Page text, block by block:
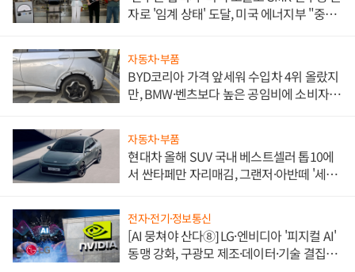
자로 '임계 상태' 도달, 미국 에너지부 "중요
자동차·부품
BYD코리아 가격 앞세워 수입차 4위 올랐지
만, BMW·벤츠보다 높은 공임비에 소비자
자동차·부품
현대차 올해 SUV 국내 베스트셀러 톱10에
서 싼타페만 자리매김, 그랜저·아반떼 '세단
전자·전기·정보통신
[AI 뭉쳐야 산다⑧] LG·엔비디아 '피지컬 AI'
동맹 강화, 구광모 제조·데이터·기술 결집